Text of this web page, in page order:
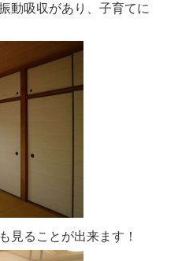
動吸収があり、子育てに
見ることが出来ます！